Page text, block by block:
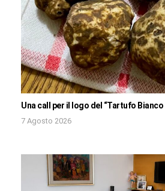
Una call per il logo del “Tartufo
7 Agosto 2026